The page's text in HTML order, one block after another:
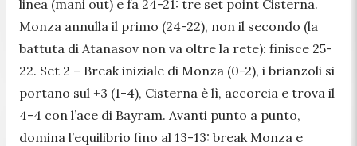
linea (mani out) e fa 24-21: tre set point Cisterna.
Monza annulla il primo (24-22), non il secondo (la
battuta di Atanasov non va oltre la rete): finisce 25-
22. Set 2 – Break iniziale di Monza (0-2), i brianzoli si
portano sul +3 (1-4), Cisterna è lì, accorcia e trova il
4-4 con l’ace di Bayram. Avanti punto a punto,
domina l’equilibrio fino al 13-13: break Monza e